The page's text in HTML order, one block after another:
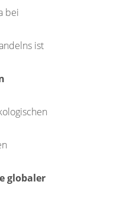
bei
ist
globaler